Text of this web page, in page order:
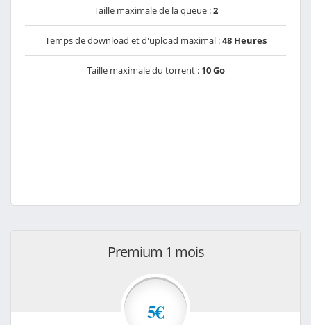
Taille maximale de la queue :2
Temps de download et d'upload maximal :48 Heures
Taille maximale du torrent : 10 Go
Premium 1 mois
5€